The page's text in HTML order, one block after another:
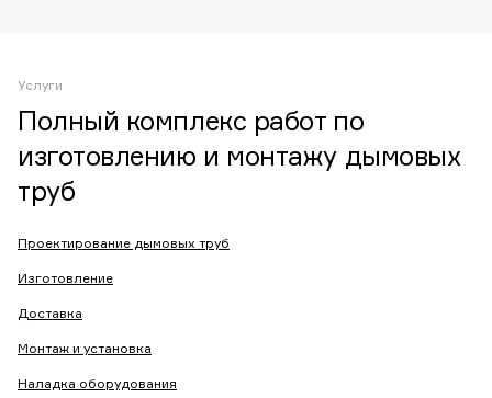
Услуги
Полный комплекс работ по
изготовлению и монтажу дымовых
труб
Проектирование дымовых труб
Изготовление
Доставка
Монтаж и установка
Наладка оборудования